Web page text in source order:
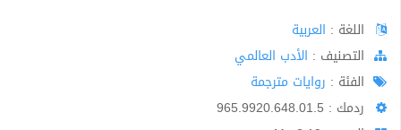
اللغة : العربية
اﻟﺘﺼﻨﻴﻒ : الأدب العالمي
الفئة : روايات مترجمة
ردمك : 965.9920.648.01.5